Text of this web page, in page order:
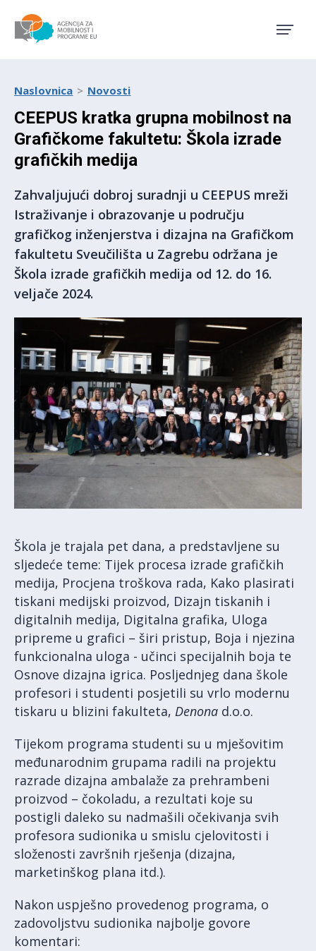
Naslovnica Novosti
CEEPUS kratka grupna mobilnost na
Grafičkome fakultetu: Škola izrade
grafičkih medija
Zahvaljujući dobroj suradnji u CEEPUS mreži
Istraživanje i obrazovanje u području
grafičkog inženjerstva i dizajna na Grafičkom
fakultetu Sveučilišta u Zagrebu održana je
Škola izrade grafičkih medija od 12. do 16.
veljače 2024.
Škola je trajala pet dana, a predstavljene su
sljedeće teme: Tijek procesa izrade grafičkih
medija, Procjena troškova rada, Kako plasirati
tiskani medijski proizvod, Dizajn tiskanih i
digitalnih medija, Digitalna grafika, Uloga
pripreme u grafici – širi pristup, Boja i njezina
funkcionalna uloga - učinci specijalnih boja te
Osnove dizajna igrica. Posljednjeg dana škole
profesori i studenti posjetili su vrlo modernu
tiskaru u blizini fakulteta, Denona d.o.o.
Tijekom programa studenti su u mješovitim
međunarodnim grupama radili na projektu
razrade dizajna ambalaže za prehrambeni
proizvod – čokoladu, a rezultati koje su
postigli daleko su nadmašili očekivanja svih
profesora sudionika u smislu cjelovitosti i
složenosti završnih rješenja (dizajna,
marketinškog plana itd.).
Nakon uspješno provedenog programa, o
zadovoljstvu sudionika najbolje govore
komentari: